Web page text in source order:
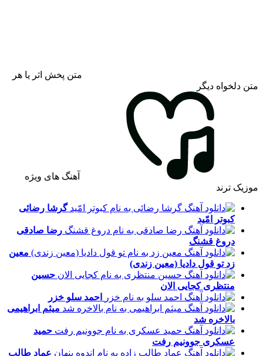
متن پخش اثر یا هر
متن دلخواه دیگر
آهنگ های ویژه
موزیک ترند
گرشا رضائی
کبوتر امّید
رضا صادقی
دروغ قشنگ
معین
زدتو قول دادیا (معین زندی)
حسین
منتظریکجایی الان
احمد سلو خزر
میثم ابراهیمی
بالاخره شد
حمید
عسکری جوونیم رفت
عماد طالب